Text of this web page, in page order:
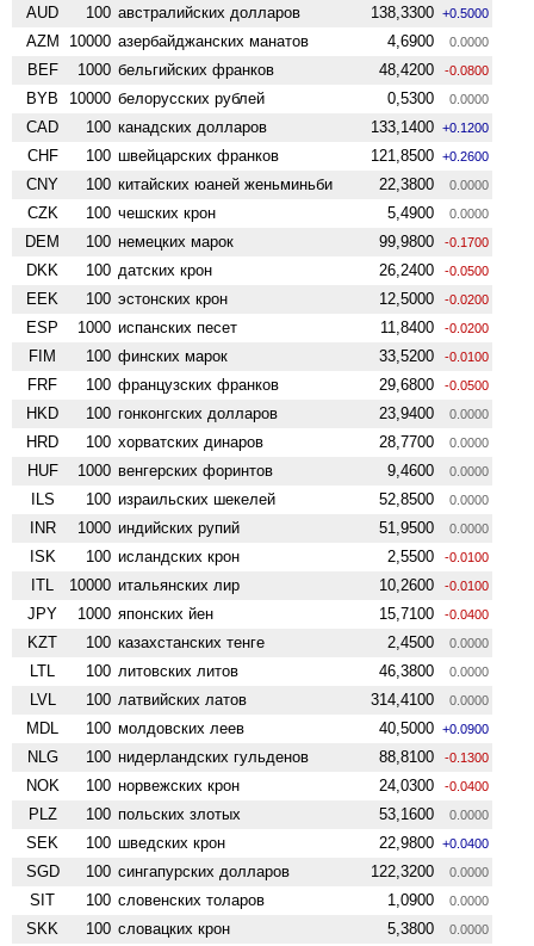
AUD 100 австралийских долларов 138,3300 +0.5000
AZM 10000 азербайджанских манатов 4,6900 0.0000
BEF 1000 бельгийских франков 48,4200 -0.0800
BYB 10000 белорусских рублей 0,5300 0.0000
CAD 100 канадских долларов 133,1400 +0.1200
CHF 100 швейцарских франков 121,8500 +0.2600
CNY 100 китайских юаней женьминьби 22,3800 0.0000
CZK 100 чешских крон 5,4900 0.0000
DEM 100 немецких марок 99,9800 -0.1700
DKK 100 датских крон 26,2400 -0.0500
EEK 100 эстонских крон 12,5000 -0.0200
ESP 1000 испанских песет 11,8400 -0.0200
FIM 100 финских марок 33,5200 -0.0100
FRF 100 французских франков 29,6800 -0.0500
HKD 100 гонконгских долларов 23,9400 0.0000
HRD 100 хорватских динаров 28,7700 0.0000
HUF 1000 венгерских форинтов 9,4600 0.0000
ILS 100 израильских шекелей 52,8500 0.0000
INR 1000 индийских рупий 51,9500 0.0000
ISK 100 исландских крон 2,5500 -0.0100
ITL 10000 итальянских лир 10,2600 -0.0100
JPY 1000 японских йен 15,7100 -0.0400
KZT 100 казахстанских тенге 2,4500 0.0000
LTL 100 литовских литов 46,3800 0.0000
LVL 100 латвийских латов 314,4100 0.0000
MDL 100 молдовских леев 40,5000 +0.0900
NLG 100 нидерландских гульденов 88,8100 -0.1300
NOK 100 норвежских крон 24,0300 -0.0400
PLZ 100 польских злотых 53,1600 0.0000
SEK 100 шведских крон 22,9800 +0.0400
SGD 100 сингапурских долларов 122,3200 0.0000
SIT 100 словенских толаров 1,0900 0.0000
SKK 100 словацких крон 5,3800 0.0000